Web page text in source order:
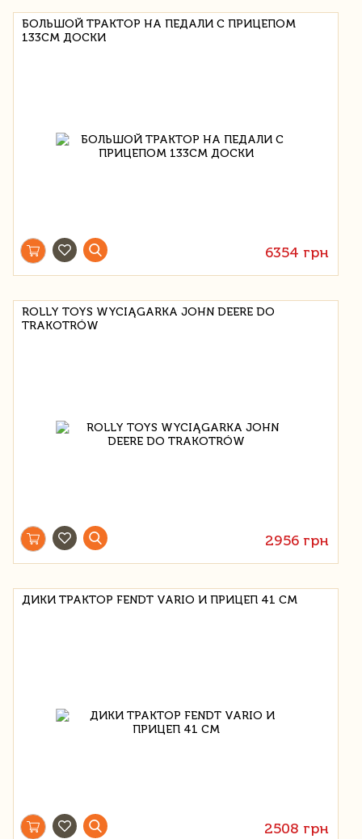
БОЛЬШОЙ ТРАКТОР НА ПЕДАЛИ С ПРИЦЕПОМ
133CM ДОСКИ
6354 грн
ROLLY TOYS WYCIĄGARKA JOHN DEERE DO
TRAKOTRÓW
2956 грн
ДИКИ ТРАКТОР FENDT VARIO И ПРИЦЕП 41 СМ
2508 грн